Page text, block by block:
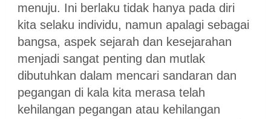
menuju. Ini berlaku tidak hanya pada diri
kita selaku individu, namun apalagi sebagai
bangsa, aspek sejarah dan kesejarahan
menjadi sangat penting dan mutlak
dibutuhkan dalam mencari sandaran dan
pegangan di kala kita merasa telah
kehilangan pegangan atau kehilangan